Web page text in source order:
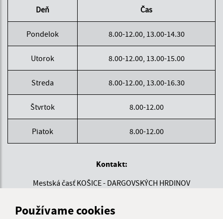
Používame cookies
Deň Čas
Pondelok 8.00-12.00, 13.00-14.30
Utorok 8.00-12.00, 13.00-15.00
Streda 8.00-12.00, 13.00-16.30
Štvrtok 8.00-12.00
Piatok 8.00-12.00
Kontakt:
Mestská časť KOŠICE - DARGOVSKÝCH HRDINOV
040 22 Košice